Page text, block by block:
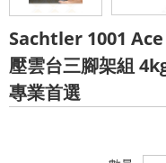
Sachtler 1001
壓雲台三腳架組
專業首選